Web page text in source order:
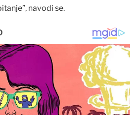
navodi se.